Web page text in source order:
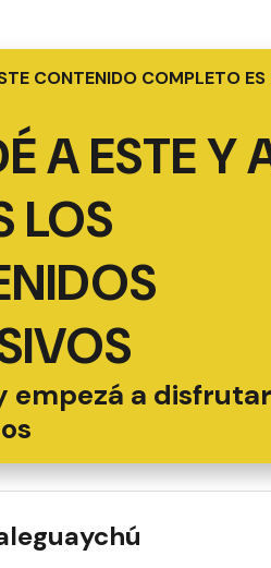
CONTENIDO COMPLETO
A ESTE Y
LOS
empezá a